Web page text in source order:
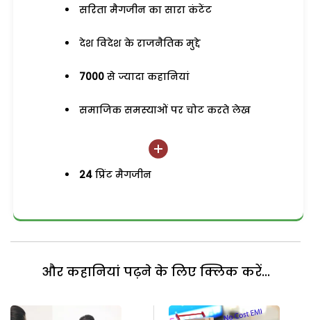
सरिता मैगजीन का सारा कंटेंट
देश विदेश के राजनैतिक मुद्दे
7000 से ज्यादा कहानियां
समाजिक समस्याओं पर चोट करते लेख
24 प्रिंट मैगजीन
और कहानियां पढ़ने के लिए क्लिक करें...